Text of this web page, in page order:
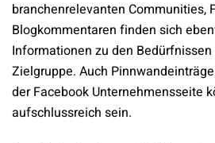
branchenrelevanten Communities,
Blogkommentaren finden sich
Informationen zu den
Zielgruppe. Auch
der Facebook Unternehmensseite
aufschlussreich sein.